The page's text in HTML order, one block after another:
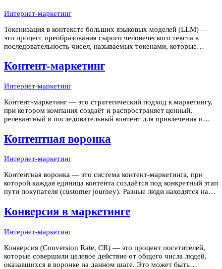
Интернет-маркетинг
Токенизация в контексте больших языковых моделей (LLM) —
это процесс преобразования сырого человеческого текста в
последовательность чисел, называемых токенами, которые
понимают буквы или слова напрямую, они оперируют массивами
идентификаторов
Контент-маркетинг
Интернет-маркетинг
Контент-маркетинг — это стратегический подход к маркетингу,
при котором компания создаёт и распространяет ценный,
релевантный и последовательный контент для привлечения и
стимулирования прибыльных действий клиентов. Ключевое
слово здесь — "ценный": в от
Контентная воронка
Интернет-маркетинг
Контентная воронка — это система контент-маркетинга, при
которой каждая единица контента создаётся под конкретный этап
пути покупателя (customer journey). Разные люди находятся на
Контент, попавший к человеку не на "своём" этапе, не работает:
про
Конверсия в маркетинге
Интернет-маркетинг
Конверсия (Conversion Rate, CR) — это процент посетителей,
которые совершили целевое действие от общего числа людей,
оказавшихся в воронке на данном шаге. Это может быть